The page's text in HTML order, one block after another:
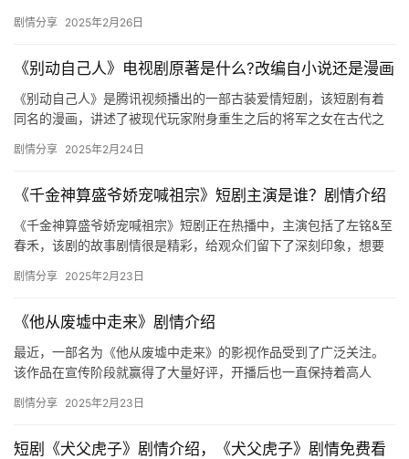
剧情分享 2025年2月26日
《别动自己人》电视剧原著是什么?改编自小说还是漫画
《别动自己人》是腾讯视频播出的一部古装爱情短剧，该短剧有着
同名的漫画，讲述了被现代玩家附身重生之后的将军之女在古代之
绍吧！…
剧情分享 2025年2月24日
《千金神算盛爷娇宠喊祖宗》短剧主演是谁？剧情介绍
《千金神算盛爷娇宠喊祖宗》短剧正在热播中，主演包括了左铭&至
春禾，该剧的故事剧情很是精彩，给观众们留下了深刻印象，想要
剧情分享 2025年2月23日
《他从废墟中走来》剧情介绍
最近，一部名为《他从废墟中走来》的影视作品受到了广泛关注。
该作品在宣传阶段就赢得了大量好评，开播后也一直保持着高人
余、碧海…
剧情分享 2025年2月23日
短剧《犬父虎子》剧情介绍，《犬父虎子》剧情免费看